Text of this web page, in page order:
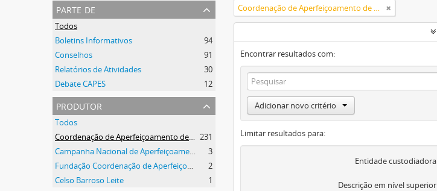
parte de
Todos
Boletins Informativos
94
Conselhos
91
Relatórios de Atividades
30
Debate CAPES
12
produtor
Todos
Coordenação de Aperfeiçoamento de Pessoal de Nível Superior (CAPES) 231
Campanha Nacional de Aperfeiçoamento de Pessoal de Nível Superior (CAPES)
3
Fundação Coordenação de Aperfeiçoamento de Pessoal de Nível Superior (CAPES)
2
Celso Barroso Leite
1
Coordenação de Aperfeiçoamento de Pessoal de Nível Superior (CAPES)
Encontrar resultados com:
Adicionar novo critério
Limitar resultados para:
Entidade custodiadora
Descrição em nível superior